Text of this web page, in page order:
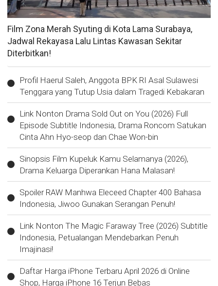
Film Zona Merah Syuting di Kota Lama Surabaya,
Jadwal Rekayasa Lalu Lintas Kawasan Sekitar
Diterbitkan!
Profil Haerul Saleh, Anggota BPK RI Asal Sulawesi
Tenggara yang Tutup Usia dalam Tragedi Kebakaran
Link Nonton Drama Sold Out on You (2026) Full
Episode Subtitle Indonesia, Drama Roncom Satukan
Cinta Ahn Hyo-seop dan Chae Won-bin
Sinopsis Film Kupeluk Kamu Selamanya (2026),
Drama Keluarga Diperankan Hana Malasan!
Spoiler RAW Manhwa Eleceed Chapter 400 Bahasa
Indonesia, Jiwoo Gunakan Serangan Penuh!
Link Nonton The Magic Faraway Tree (2026) Subtitle
Indonesia, Petualangan Mendebarkan Penuh
Imajinasi!
Daftar Harga iPhone Terbaru April 2026 di Online
Shop, Harga iPhone 16 Terjun Bebas